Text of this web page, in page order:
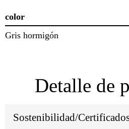
color
Gris hormigón
Detalle de
Sostenibilidad/